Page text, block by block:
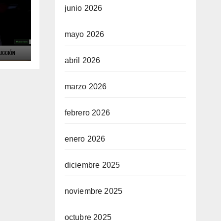
la
junio 2026
mayo 2026
abril 2026
marzo 2026
febrero 2026
enero 2026
diciembre 2025
noviembre 2025
octubre 2025